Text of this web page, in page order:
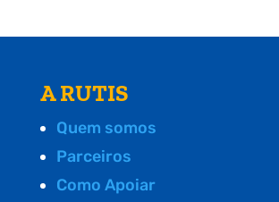
A RUTIS
Quem somos
Parceiros
Como Apoiar